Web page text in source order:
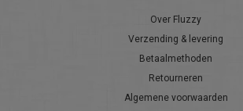
Over Fluzzy
Verzending & levering
Betaalmethoden
Retourneren
Algemene voorwaarden